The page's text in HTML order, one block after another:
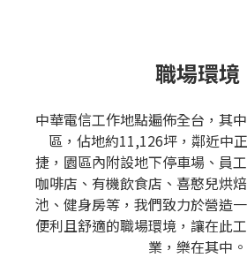
職場環境
中華電信工作地點遍佈全台，其
區，佔地約11,126坪，鄰近中
捷，園區內附設地下停車場、員
咖啡店、有機飲食店、喜憨兒烘
池、健身房等，我們致力於營造
便利且舒適的職場環境，讓在此
業，樂在其中。